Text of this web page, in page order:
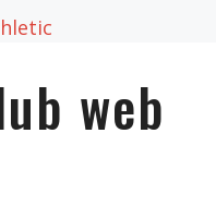
web